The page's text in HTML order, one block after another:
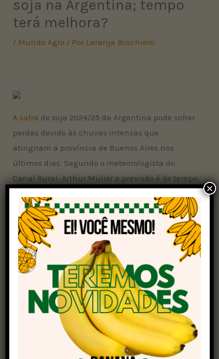
soja na Argentina; tempo
terá melhora?
/ Mundo Agro / Por Laranja Boschiero
A safra de soja 2024/25 da Argentina pode sofrer
perdas devido às chuvas intensas que
atingiram a província de Buenos Aires nos
últimos dias. Segundo o meteorologista do
Canal Rural, Arthur Müller a previsão é de tempo
as condições extremas registradas no último
final de semana voltem a se repetir.
Fique por dentro das novidades e notícias
recentes sobre a soja! Participe da nossa
comunidade através dolink
Apesar da previsão de tempo firme para os
próximos dias, o impacto das tempestades já
causa grande preocupação no setor agrícola
argentino. A Bolsa de Cereais de Buenos Aires
×